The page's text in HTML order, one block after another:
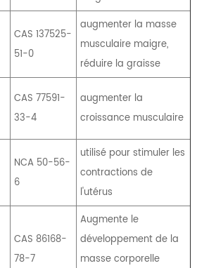
CAS 137525-
51-0
augmenter la masse
musculaire maigre,
réduire la graisse
CAS 77591-
33-4
augmenter la
croissance musculaire
NCA 50-56-
6
utilisé pour stimuler les
contractions de
l'utérus
CAS 86168-
78-7
Augmente le
développement de la
masse corporelle